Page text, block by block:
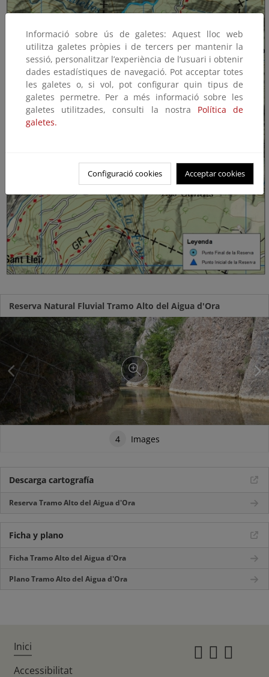
Reserva Natural Fluvial Tramo Alto del Aigua d'Ora
4 Images
Descarga cartografía
Reserva Tramo Alto del Aigua d'Ora
Ficha y plano
Ficha Tramo Alto del Aigua d'Ora
Plano Tramo Alto del Aigua d'Ora
Informació sobre ús de galetes: Aquest lloc web
utilitza galetes pròpies i de tercers per mantenir la
sessió, personalitzar l’experiència de l’usuari i obtenir
dades estadístiques de navegació. Pot acceptar totes
les galetes o, si vol, pot configurar quin tipus de
galetes permetre. Per a més informació sobre les
galetes utilitzades, consulti la nostra Política de
galetes.
Configuració cookies Acceptar cookies
Inici
Accessibilitat